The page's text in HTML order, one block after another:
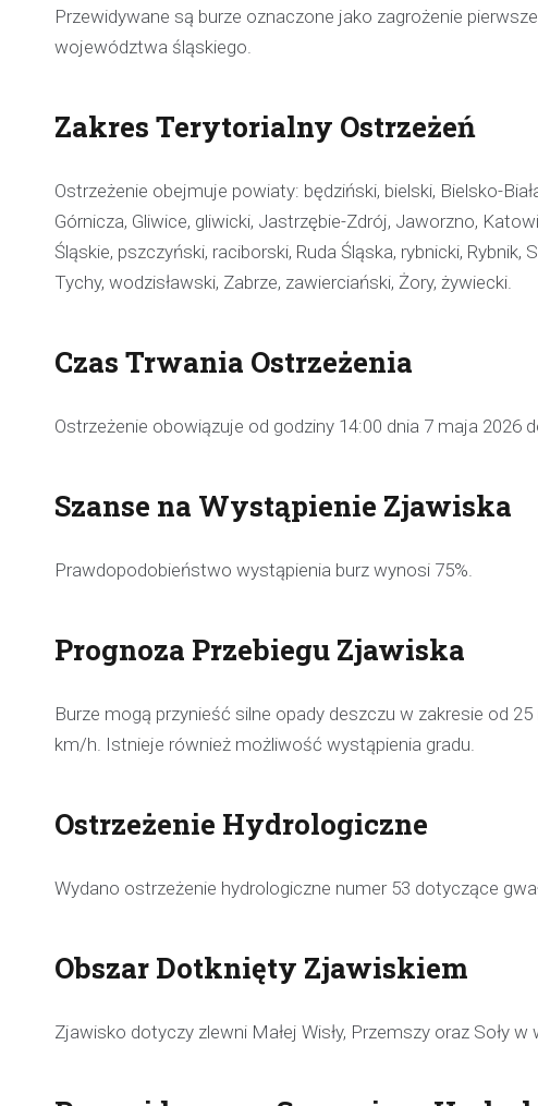
Przewidywane są burze oznaczone jako zagrożenie
województwa śląskiego.
Zakres Terytorialny Ostrzeżeń
Ostrzeżenie obejmuje powiaty: będziński, bielski, Bielsko-
Górnicza, Gliwice, gliwicki, Jastrzębie-Zdrój, Jaworzno,
Śląskie, pszczyński, raciborski, Ruda Śląska, rybnicki,
Tychy, wodzisławski, Zabrze, zawierciański, Żory, żywiecki.
Czas Trwania Ostrzeżenia
Ostrzeżenie obowiązuje od godziny 14:00 dnia 7 maja 2026
Szanse na Wystąpienie Zjawiska
Prawdopodobieństwo wystąpienia burz wynosi 75%.
Prognoza Przebiegu Zjawiska
Burze mogą przynieść silne opady deszczu w zakresie od
km/h. Istnieje również możliwość wystąpienia gradu.
Ostrzeżenie Hydrologiczne
Wydano ostrzeżenie hydrologiczne numer 53 dotyczące
Obszar Dotknięty Zjawiskiem
Zjawisko dotyczy zlewni Małej Wisły, Przemszy oraz Soły